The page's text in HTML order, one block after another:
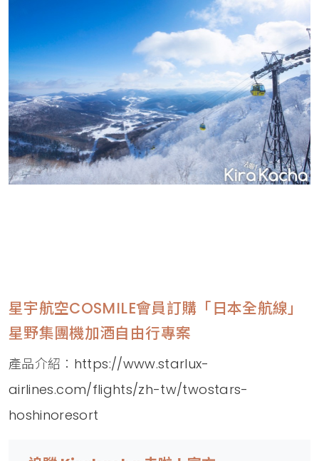
星宇航空COSMILE會員訂購「日本全航線」
星野集團機加酒自由行專案
產品介紹： https://www.starlux-
airlines.com/flights/zh-tw/twostars-
hoshinoresort